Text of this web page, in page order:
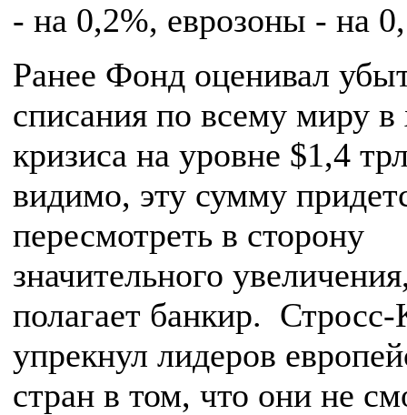
- на 0,2%, еврозоны - на
Ранее Фонд оценивал
списания по всему миру в
кризиса на уровне $1,4
видимо, эту сумму
пересмотреть в сторону
значительного
полагает банкир. Стросс-
упрекнул лидеров
стран в том, что они не